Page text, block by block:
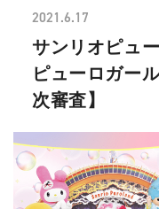
2021.6.17
サンリオピュ
ピューロガー
次審査】